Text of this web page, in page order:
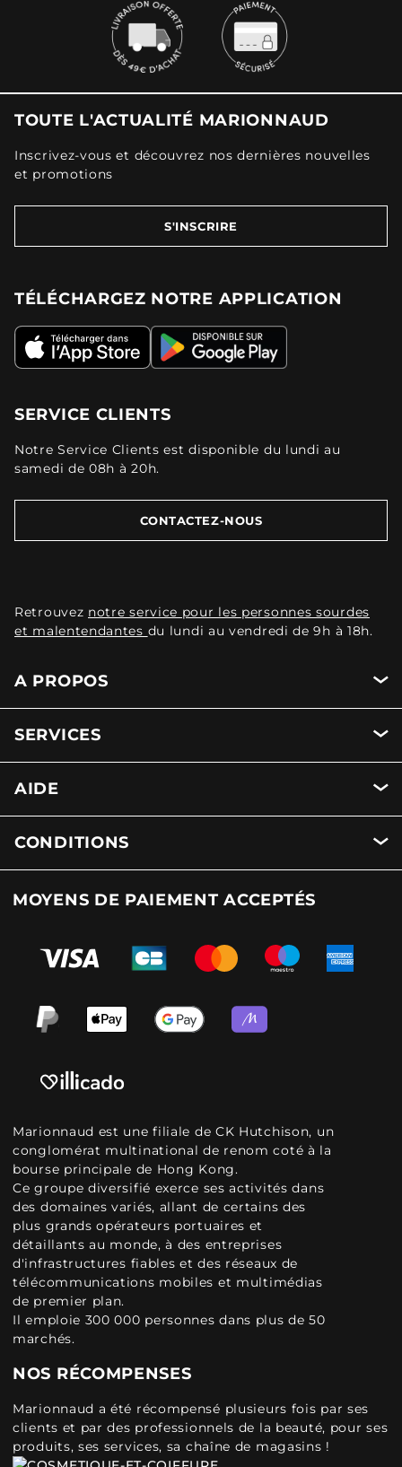
TOUTE L'ACTUALITÉ MARIONNAUD
Inscrivez-vous et découvrez nos dernières nouvelles
et promotions
S'INSCRIRE
TÉLÉCHARGEZ NOTRE APPLICATION
SERVICE CLIENTS
Notre Service Clients est disponible du lundi au
samedi de 08h à 20h.
CONTACTEZ-NOUS
Retrouvez notre service pour les personnes sourdes
et malentendantes du lundi au vendredi de 9h à 18h.
A PROPOS
SERVICES
AIDE
CONDITIONS
MOYENS DE PAIEMENT ACCEPTÉS
Marionnaud est une filiale de CK Hutchison, un
conglomérat multinational de renom coté à la
bourse principale de Hong Kong.
Ce groupe diversifié exerce ses activités dans
des domaines variés, allant de certains des
plus grands opérateurs portuaires et
détaillants au monde, à des entreprises
d'infrastructures fiables et des réseaux de
télécommunications mobiles et multimédias
de premier plan.
Il emploie 300 000 personnes dans plus de 50
marchés.
NOS RÉCOMPENSES
Marionnaud a été récompensé plusieurs fois par ses
clients et par des professionnels de la beauté, pour ses
produits, ses services, sa chaîne de magasins !